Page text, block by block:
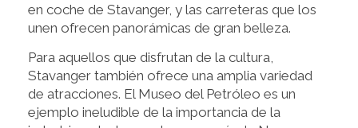
en coche de Stavanger, y las carreteras que los
unen ofrecen panorámicas de gran belleza.
Para aquellos que disfrutan de la cultura,
Stavanger también ofrece una amplia variedad
de atracciones. El Museo del Petróleo es un
ejemplo ineludible de la importancia de la